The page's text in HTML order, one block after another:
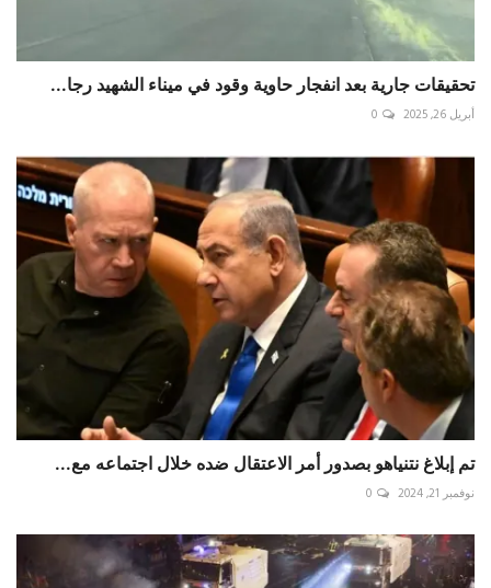
تحقيقات جارية بعد انفجار حاوية وقود في ميناء الشهيد رجا...
أبريل 26, 2025 0
تم إبلاغ نتنياهو بصدور أمر الاعتقال ضده خلال اجتماعه مع...
نوفمبر 21, 2024 0